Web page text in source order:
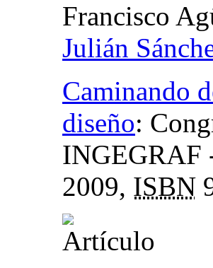
Francisco
Julián
Caminando
diseño:
INGEGRAF
2009, ISBN